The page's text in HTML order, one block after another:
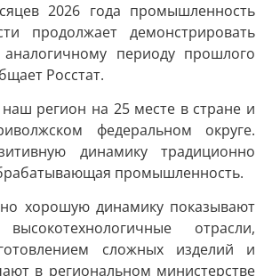
2026 года промышленность
продолжает демонстрировать
периоду прошлого
Росстат.
регион на 25 месте в стране и
федеральном округе.
динамику традиционно
промышленность.
хорошую динамику показывают
отрасли,
сложных изделий и
в региональном министерстве